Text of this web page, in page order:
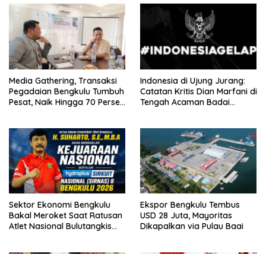
Media Gathering, Transaksi
Pegadaian Bengkulu Tumbuh
Pesat, Naik Hingga 70 Persen
Indonesia di Ujung Jurang:
Catatan Kritis Dian Marfani di
Tengah Acaman Badai
Sektor Ekonomi Bengkulu
Bakal Meroket Saat Ratusan
Atlet Nasional Bulutangkis
Ekspor Bengkulu Tembus
USD 28 Juta, Mayoritas
Dikapalkan via Pulau Baai